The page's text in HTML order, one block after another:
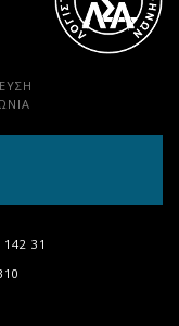
31